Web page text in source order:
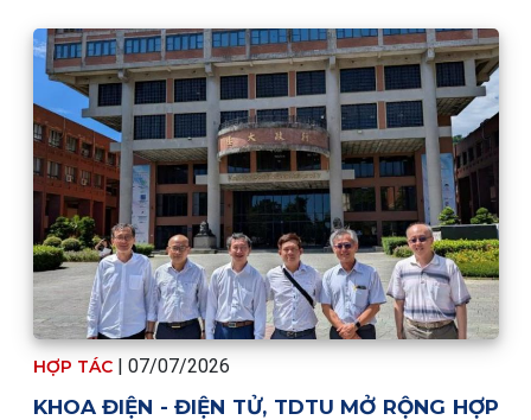
HỢP TÁC | 07/07/2026
KHOA ĐIỆN - ĐIỆN TỬ, TDTU MỞ RỘNG HỢP